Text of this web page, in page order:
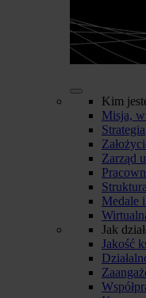
Kim
Misja,
Strategia
Zarząd
Medale
Jak
Jakość